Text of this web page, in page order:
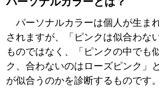
パーソナルカラーは個人が生ま
されますが、「ピンクは似合わな
ものではなく、「ピンクの中でも
ク、合わないのはローズピンク」
が似合うのかを診断するものです。